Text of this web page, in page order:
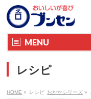
MENU
レシピ
HOME » レシピ おかかシリーズ »